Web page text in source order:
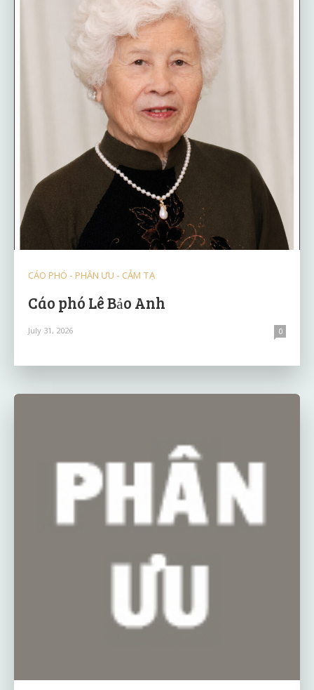
CÁO PHÓ - PHÂN ƯU - CẢM TẠ
Cáo phó Lê Bảo Anh
July 31, 2026 0